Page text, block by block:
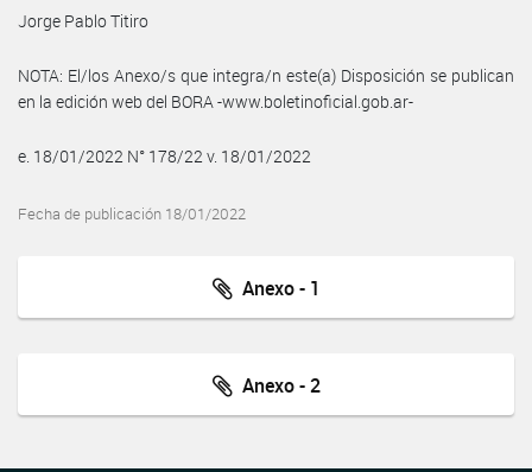
Jorge Pablo Titiro
NOTA: El/los Anexo/s que integra/n este(a) Disposición se publican
en la edición web del BORA -www.boletinoficial.gob.ar-
e. 18/01/2022 N° 178/22 v. 18/01/2022
Fecha de publicación 18/01/2022
Anexo - 1
Anexo - 2